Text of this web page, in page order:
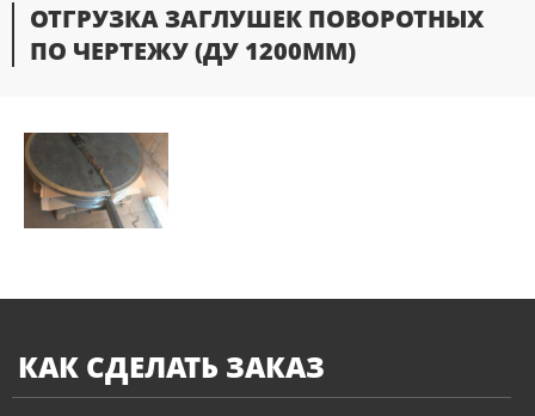
ОТГРУЗКА ЗАГЛУШЕК ПОВОРОТНЫХ
ПО ЧЕРТЕЖУ (ДУ 1200ММ)
КАК СДЕЛАТЬ ЗАКАЗ